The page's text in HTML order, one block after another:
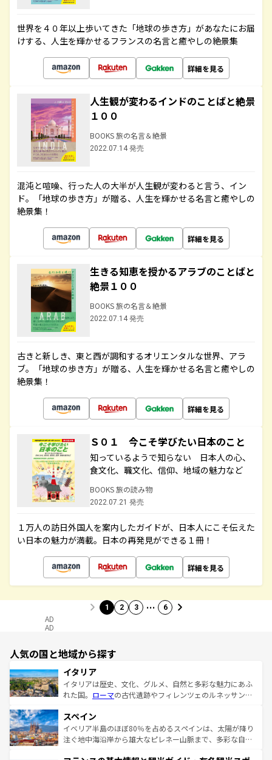
世界を４０年以上歩いてきた「地球の歩き方」があなたにお届
けする、人生を輝かせるフランスの名言と癒やしの絶景集
詳細を見る
人生観が変わるインドのことばと絶景
１００
BOOKS 旅の名言＆絶景
2022.07.14 発売
混沌と喧噪、行った人の大半が人生観が変わると言う、イン
ド。「地球の歩き方」が贈る、人生を輝かせる名言と癒やしの
絶景集！
詳細を見る
生きる知恵を授かるアラブのことばと
絶景１００
BOOKS 旅の名言＆絶景
2022.07.14 発売
古きと新しき、東と西が調和するオリエンタルな世界、アラ
ブ。「地球の歩き方」が贈る、人生を輝かせる名言と癒やしの
絶景集！
詳細を見る
Ｓ０１ 今こそ学びたい日本のこと
知っているようで知らない 日本人の心、
食文化、職文化、信仰、地域の魅力など
BOOKS 旅の読み物
2022.07.21 発売
１万人の訪日外国人を案内したガイドが、日本人にこそ伝えた
い日本の魅力が満載。日本の再発見ができる１冊！
詳細を見る
1 2 3 … 6
AD
AD
人気の国と地域から探す
イタリア
イタリアは歴史、文化、グルメ、自然と多彩な魅力にあふ
れた国。 ローマの古代遺跡やフィレンツェのルネッサンス
ろん、トスカーナの美しい田園風景やアマルフィ海岸の絶
景など、自然景観も見逃せない。観光の合間には、本場の
ピザやパスタなど、絶品のイタリア料理を堪能することも
スペイン
イベリア半島のほぼ80％を占めるスペインは、太陽が降り
注ぐ地中海沿岸から雄大なピレネー山脈まで、多彩な自然